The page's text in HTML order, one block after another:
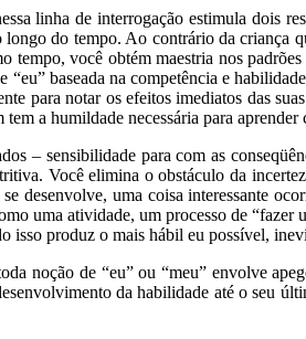
linha de interrogação estimula dois
longo do tempo. Ao contrário da criança
tempo, você obtém maestria nos
“eu” baseada na competência e
para notar os efeitos imediatos das
tem a humildade necessária para
– sensibilidade para com as
Você elimina o obstáculo da
desenvolve, uma coisa interessante
uma atividade, um processo de
isso produz o mais hábil eu possível,
noção de “eu” ou “meu” envolve
da habilidade até o seu